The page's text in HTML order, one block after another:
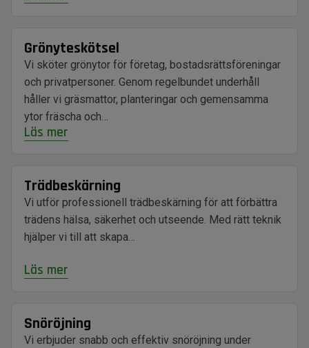
Grönyteskötsel
Vi sköter grönytor för företag, bostadsrättsföreningar
och privatpersoner. Genom regelbundet underhåll
håller vi gräsmattor, planteringar och gemensamma
ytor fräscha och…
Läs mer
Trädbeskärning
Vi utför professionell trädbeskärning för att förbättra
trädens hälsa, säkerhet och utseende. Med rätt teknik
hjälper vi till att skapa…
Läs mer
Snöröjning
Vi erbjuder snabb och effektiv snöröjning under